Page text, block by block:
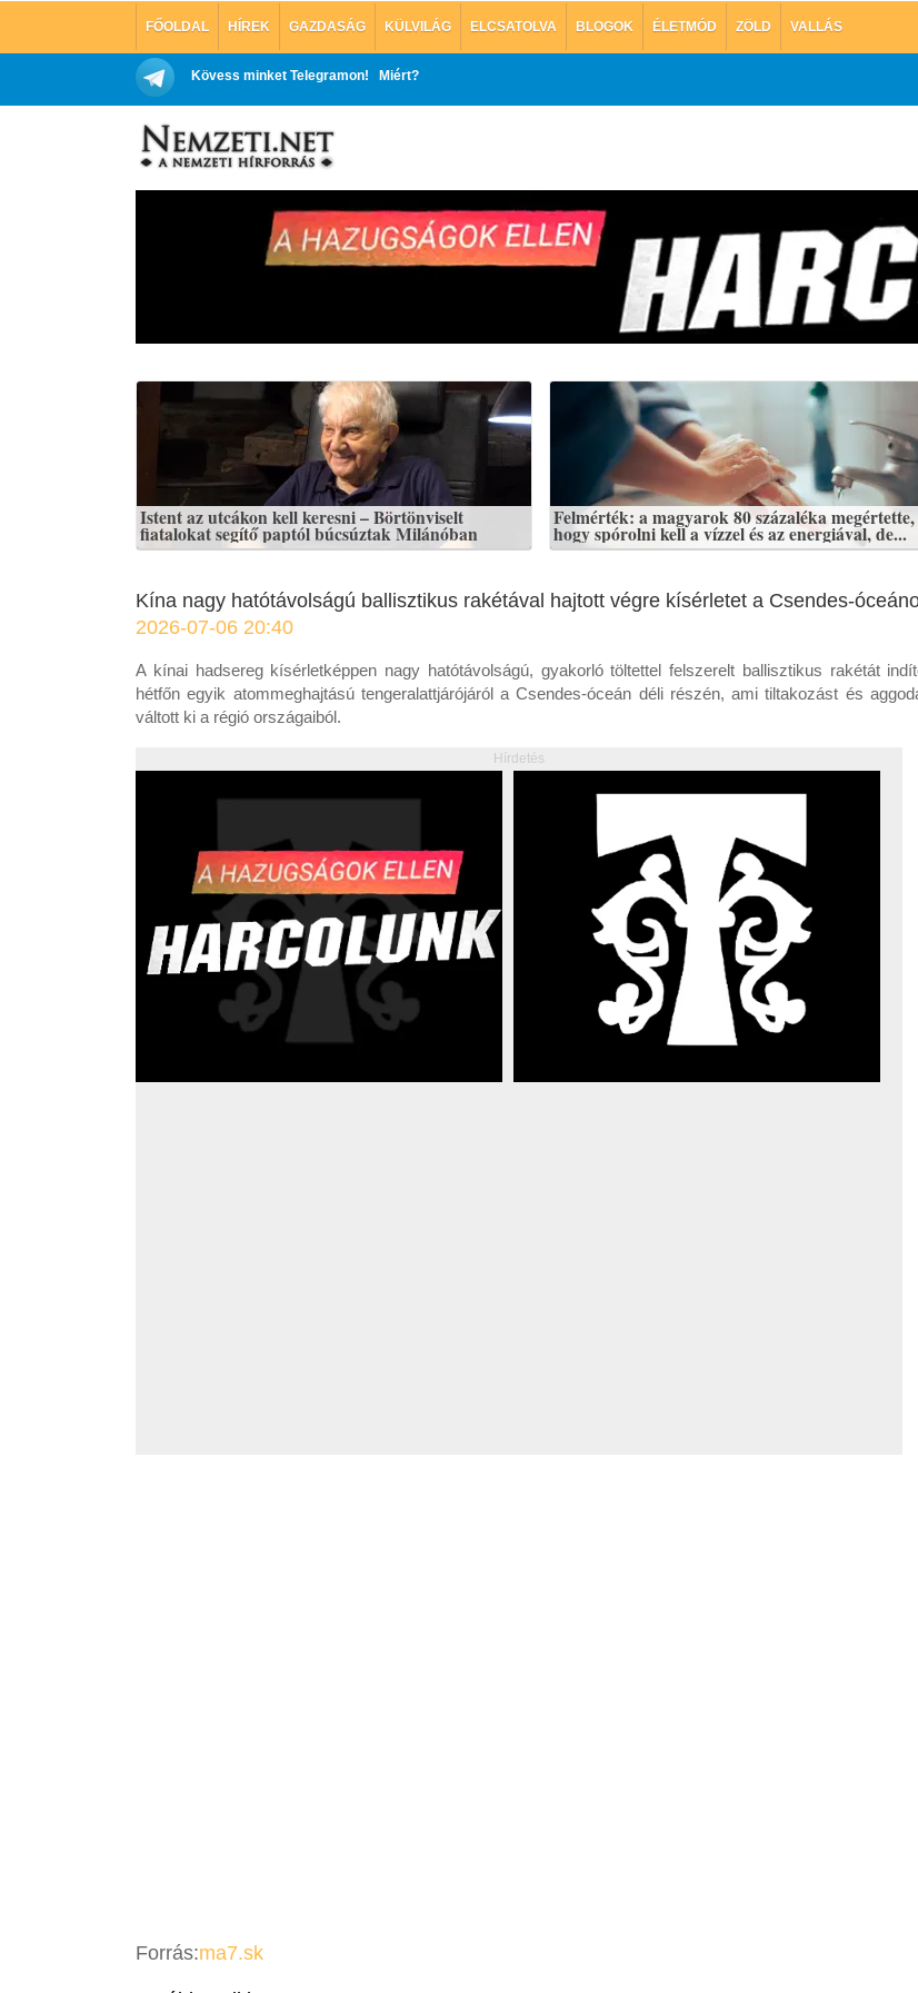
FŐOLDAL HÍREK GAZDASÁG KÜLVILÁG ELCSATOLVA BLOGOK ÉLETMÓD ZÖLD VALLÁS
Kövess minket Telegramon! Miért?
Istent az utcákon kell keresni – Börtönviselt
fiatalokat segítő paptól búcsúztak Milánóban
Felmérték: a magyarok 80 százaléka megértette,
hogy spórolni kell a vízzel és az energiával, de...
Kína nagy hatótávolságú ballisztikus rakétával hajtott végre kísérletet a Csendes-
2026-07-06 20:40
A kínai hadsereg kísérletképpen nagy hatótávolságú, gyakorló töltettel felszerelt ballisztikus rakétát
hétfőn egyik atommeghajtású tengeralattjárójáról a Csendes-óceán déli részén, ami tiltakozást és
váltott ki a régió országaiból.
Hírdetés
Forrás:ma7.sk